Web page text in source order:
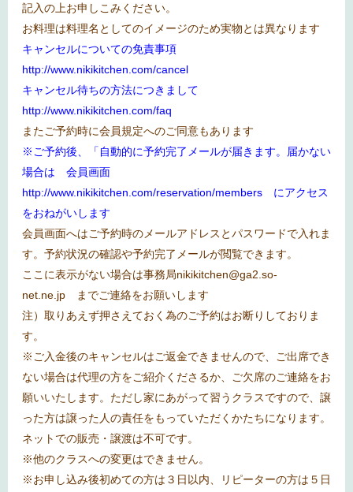
記入の上お申しこみください。
お料理は料理名としてのイメージのため実物とは異なります
キャンセルについての免責事項
http://www.nikikitchen.com/cancel
キャンセル待ちの方法につきまして
http://www.nikikitchen.com/faq
またご予約時に会員規定へのご同意もあります
※ご予約後、「自動的に予約完了メールが届きます。届かない
場合は 会員画面
http://www.nikikitchen.com/reservation/members にアクセス
をおねがいします
会員画面へはご予約時のメールアドレスとパスワードで入れま
す。予約状況の確認や予約完了メールが閲覧できます。
ここに表示がない場合は事務局nikikitchen@ga2.so-
net.ne.jp までご連絡をお願いします
注）取りあえず押さえておく為のご予約はお断りしておりま
す。
※ ご入金後のキャンセルはご返金できませんので、ご出席でき
ない場合は代理の方をご紹介くださるか、ご欠席のご連絡をお
願いいたします。ただし家にあがって習うクラスですので、譲
った方は譲った人の責任をもっていただくかたちになります。
ネットでの販売・譲渡は不可です。
※他のクラスへの変更はできません。
※お申し込み後初めての方は３日以内、リピーターの方は５日